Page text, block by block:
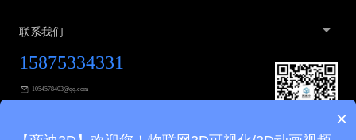
联系我们
15875334331
1054578403@qq.com
×